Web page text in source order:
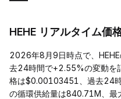
HEHE リアルタイム価
2026年8月9日時点で、
去24時間で+2.55%の変動を
格は$0.00103451、過去24
の循環供給量は840.71M、最